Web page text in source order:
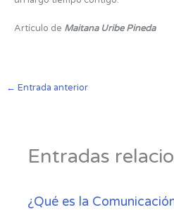
Artículo de Maitana Uribe Pineda
← Entrada anterior
Entradas
¿Qué es la